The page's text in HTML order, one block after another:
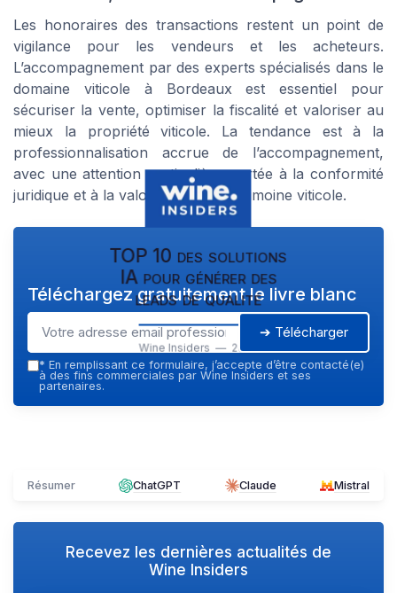
Les honoraires des transactions restent un point de
vigilance pour les vendeurs et les acheteurs.
L’accompagnement par des experts spécialisés dans le
domaine viticole à Bordeaux est essentiel pour
sécuriser la vente, optimiser la fiscalité et valoriser au
mieux la propriété viticole. La tendance est à la
professionnalisation accrue de l’accompagnement,
avec une attention particulière portée à la conformité
juridique et à la valorisation du patrimoine viticole.
TOP 10 des solutions
IA pour générer des
leads de qualité
Wine Insiders — 2026
Téléchargez gratuitement le livre blanc
➔ Télécharger
* En remplissant ce formulaire, j’accepte d’être contacté(e)
à des fins commerciales par Wine Insiders et ses
partenaires.
Résumer ChatGPT Claude Mistral
Recevez les dernières actualités de
Wine Insiders